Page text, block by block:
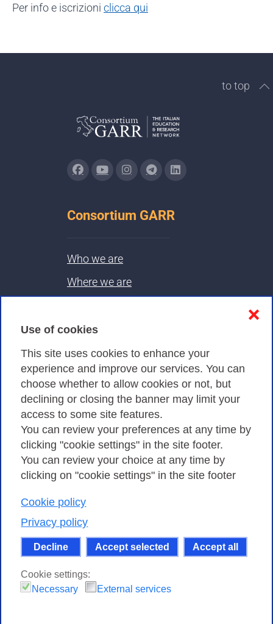
Use of cookies
This site uses cookies to enhance your
experience and improve our services. You can
choose whether to allow cookies or not, but
declining or closing the banner may limit your
access to some site features.
You can review your preferences at any time by
clicking "cookie settings" in the site footer.
You can review your choice at any time by
clicking on "cookie settings" in the site footer
Cookie policy
Privacy policy
Decline Accept selected Accept all
❌
Cookie settings:
Necessary
External services
Per info e iscrizioni clicca qui
to top
Consortium GARR
Who we are
Where we are
Privacy
Privacy Policy
Cookies Policy
Amministrazione trasparente
Consortium GARR - Via dei Tizii, 6 - 00185 Rome
| Phone 0649622000 - Fax 0649622044 | CF 97284570583 – PI
07577141000 | Recipient Code 7EU9KEU |
Except where otherwise noted, content on this site
Commercial-Share Alike 4.0 International